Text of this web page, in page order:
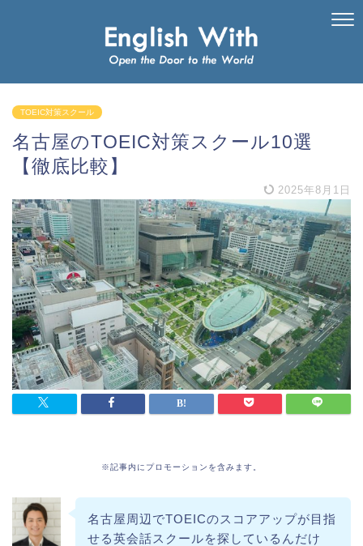
TOEIC対策スクール
名古屋のTOEIC対策スクール10選
【徹底比較】
2025年8月1日
※記事内にプロモーションを含みます。
名古屋周辺でTOEICのスコアアップが目指
せる英会話スクールを探しているんだけ